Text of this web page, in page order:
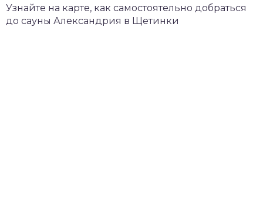
Узнайте на карте, как самостоятельно добраться
до сауны Александрия в Щетинки